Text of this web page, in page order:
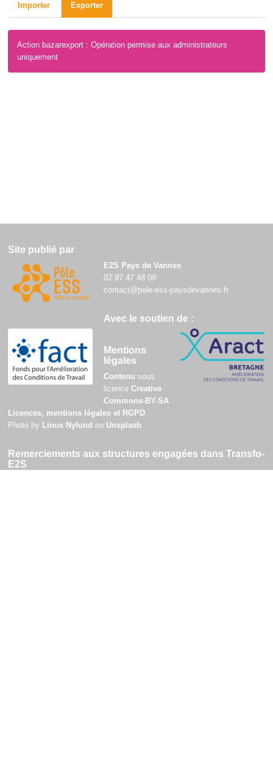
Importer Exporter
Action bazarexport : Opération permise aux administrateurs
uniquement
Site publié par
E2S Pays de Vannes
02 97 47 48 09
contact@pole-ess-paysdevannes.fr
Avec le soutien de :
Mentions
légales
Contenu sous
licence Creative
Commons-BY-SA
Licences, mentions légales et RGPD
Photo by Linus Nylund on Unsplash
Remerciements aux structures engagées dans Transfo-
E2S